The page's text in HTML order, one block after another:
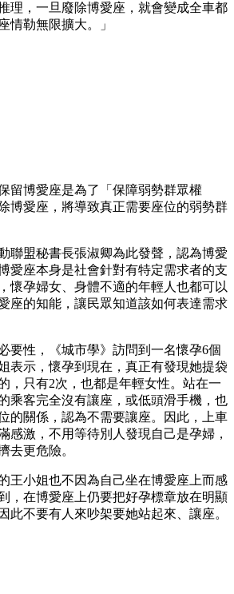
理，一旦廢除博愛座，就會變成全車都
情勒無限擴大。」
留博愛座是為了「保障弱勢群眾權
博愛座，將導致真正需要座位的弱勢群
聯盟秘書長張淑卿為此發聲，認為博愛
愛座本身是社會針對有特定需求者的支
懷孕婦女、身體不適的年輕人也都可以
座的知能，讓民眾知道該如何表達需求
要性，《城市學》訪問到一名懷孕6個
表示，懷孕到現在，真正有發現她提袋
，只有2次，也都是年輕女性。站在一
乘客完全沒有讓座，或低頭滑手機，也
的關係，認為不需要讓座。因此，上車
感激，不用等待別人發現自己是孕婦，
去更危險。
王小姐也不因為自己坐在博愛座上而感
，在博愛座上仍要把好孕標章放在明顯
此不要有人來吵架要她站起來、讓座。